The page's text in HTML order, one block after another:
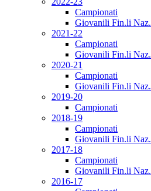
Campionati
Giovanili Fin.li Naz.
2021-22
Campionati
Giovanili Fin.li Naz.
2020-21
Campionati
Giovanili Fin.li Naz.
2019-20
Campionati
2018-19
Campionati
Giovanili Fin.li Naz.
2017-18
Campionati
Giovanili Fin.li Naz.
2016-17